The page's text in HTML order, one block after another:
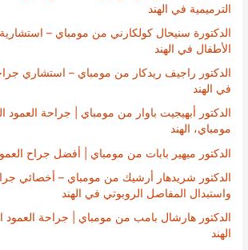
الترميمية في الهند
الدكتورة سنيحال كولكارني من مومباي –
الأطفال في الهند
الدكتور راجيف ريدكار من مومباي – استشاري
في الهند
الدكتور أبهيجيت باوار من مومباي | جراحة
مومباي، الهند
الدكتور ميهير بابات من مومباي | أفضل جراح
الدكتور شريدهار أرشيك من مومباي – أخصائي
واستبدال المفاصل الروبوتي في الهند
الدكتور هارشال بامب من مومباي | جراحة العمود
الهند